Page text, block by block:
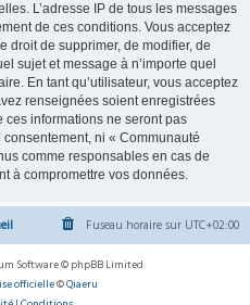
L’adresse IP de tous les messages
de ces conditions. Vous acceptez
droit de supprimer, de modifier, de
sujet et message à n’importe quel
En tant qu’utilisateur, vous acceptez
renseignées soient enregistrées
informations ne seront pas
ni « Communauté
comme responsables en cas de
à compromettre vos données.
Fuseau horaire sur UTC+02:00
Software © phpBB Limited
officielle©Qiaeru